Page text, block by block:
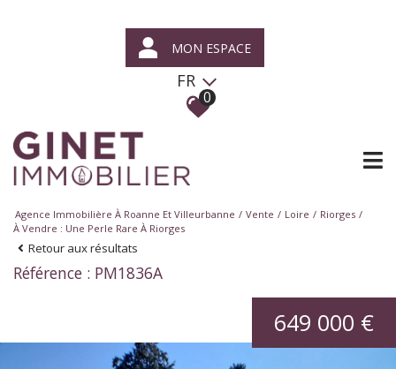
MON ESPACE
FR
0
Agence Immobilière À Roanne Et Villeurbanne Vente Loire
Riorges
À Vendre : Une Perle Rare À Riorges
Retour aux résultats
Référence : PM1836A
649 000 €